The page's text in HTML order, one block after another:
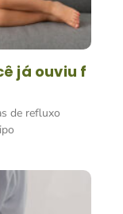
já ouviu f
de refluxo